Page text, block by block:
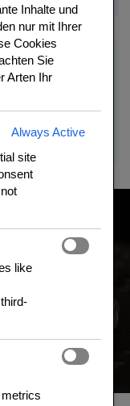
einer Schoepfkelle
Alkohol in
Die
verbrannt ist (ca.
Inhalte und
nur mit Ihrer
Cookies
Sie
Arten Ihr
Always Active
site
like